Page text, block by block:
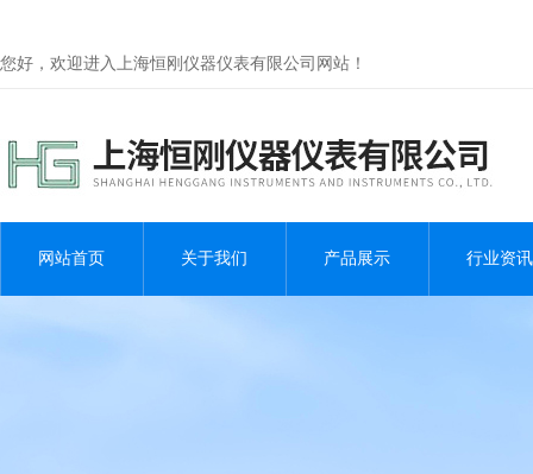
您好，欢迎进入上海恒刚仪器仪表有限公司网站！
网站首页 关于我们 产品展示 行业资讯